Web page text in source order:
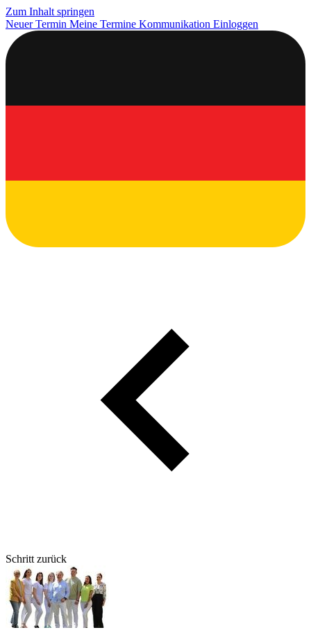
Zum Inhalt springen
Neuer Termin Meine Termine Kommunikation Einloggen
Schritt zurück